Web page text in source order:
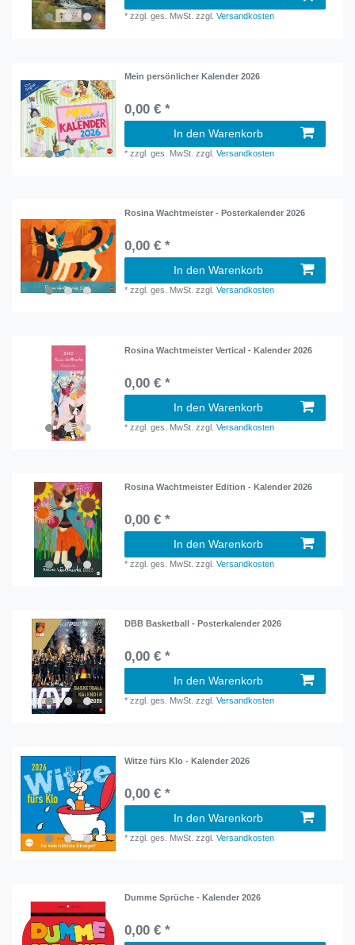
*zzgl. ges. MwSt. zzgl.Versandkosten
Mein persönlicher Kalender 2026
0,00 € *
In den Warenkorb
*zzgl. ges. MwSt. zzgl.Versandkosten
Rosina Wachtmeister - Posterkalender 2026
0,00 € *
In den Warenkorb
*zzgl. ges. MwSt. zzgl.Versandkosten
Rosina Wachtmeister Vertical - Kalender 2026
0,00 € *
In den Warenkorb
*zzgl. ges. MwSt. zzgl.Versandkosten
Rosina Wachtmeister Edition - Kalender 2026
0,00 € *
In den Warenkorb
*zzgl. ges. MwSt. zzgl.Versandkosten
DBB Basketball - Posterkalender 2026
0,00 € *
In den Warenkorb
*zzgl. ges. MwSt. zzgl.Versandkosten
Witze fürs Klo - Kalender 2026
0,00 € *
In den Warenkorb
*zzgl. ges. MwSt. zzgl.Versandkosten
Dumme Sprüche - Kalender 2026
0,00 € *